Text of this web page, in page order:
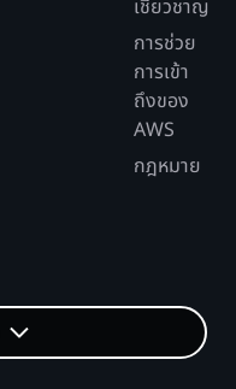
เชี่ยวชาญ
การช่วย
การเข้า
ถึงของ
AWS
กฎหมาย